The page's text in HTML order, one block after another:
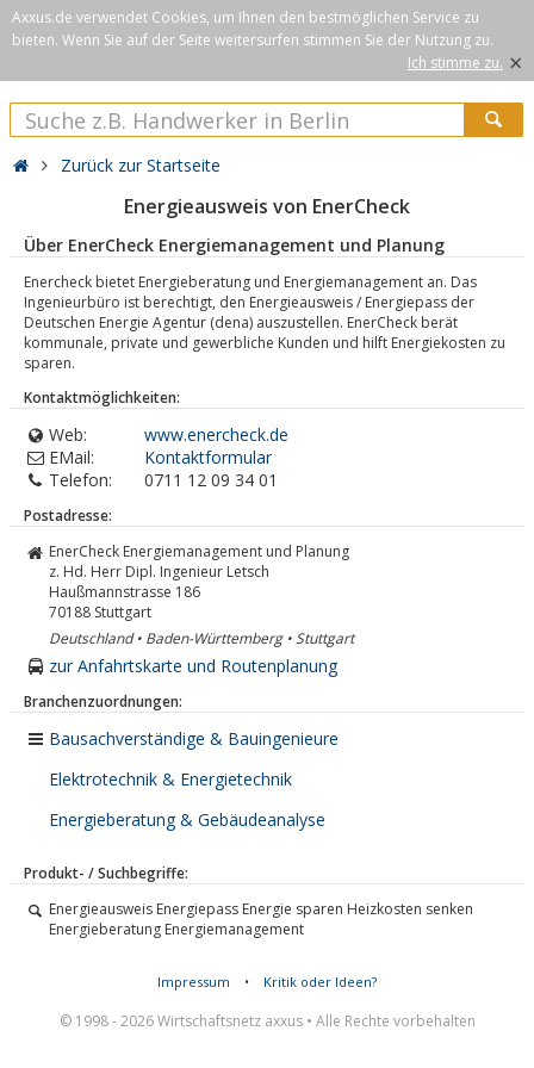
Axxus.de verwendet Cookies, um Ihnen den bestmöglichen Service zu
bieten. Wenn Sie auf der Seite weitersurfen stimmen Sie der Nutzung zu.
Ich stimme zu. ×
Zurück zur Startseite
Energieausweis von EnerCheck
Über EnerCheck Energiemanagement und Planung
Enercheck bietet Energieberatung und Energiemanagement an. Das
Ingenieurbüro ist berechtigt, den Energieausweis / Energiepass der
Deutschen Energie Agentur (dena) auszustellen. EnerCheck berät
kommunale, private und gewerbliche Kunden und hilft Energiekosten zu
sparen.
Kontaktmöglichkeiten:
Web:
www.enercheck.de
EMail:
Kontaktformular
Telefon:
0711 12 09 34 01
Postadresse:
EnerCheck Energiemanagement und Planung
z. Hd. Herr Dipl. Ingenieur Letsch
Haußmannstrasse 186
70188 Stuttgart
Deutschland • Baden-Württemberg • Stuttgart
zur Anfahrtskarte und Routenplanung
Branchenzuordnungen:
Bausachverständige & Bauingenieure
Elektrotechnik & Energietechnik
Energieberatung & Gebäudeanalyse
Produkt- / Suchbegriffe:
Energieausweis Energiepass Energie sparen Heizkosten senken
Energieberatung Energiemanagement
Impressum • Kritik oder Ideen?
© 1998 - 2026 Wirtschaftsnetz axxus • Alle Rechte vorbehalten